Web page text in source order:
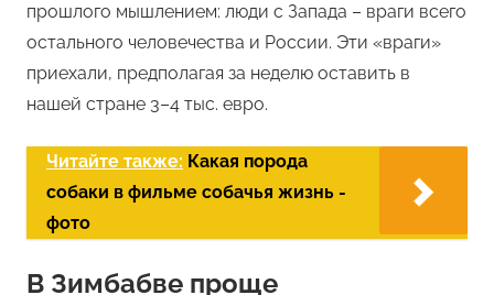
прошлого мышлением: люди с Запада – враги всего
остального человечества и России. Эти «враги»
приехали, предполагая за неделю оставить в
нашей стране 3–4 тыс. евро.
Читайте также: Какая порода
собаки в фильме собачья жизнь -
фото
В Зимбабве проще